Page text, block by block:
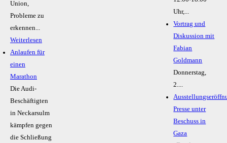
Union,
Probleme zu
erkennen...
Weiterlesen
Anlaufen für
einen
Marathon
Die Audi-
Beschäftigten
in Neckarsulm
kämpfen gegen
die Schließung
Uhr,...
Vortrag und
Diskussion mit
Fabian
Goldmann
Donnerstag,
2....
Presse unter
Beschuss in
Gaza